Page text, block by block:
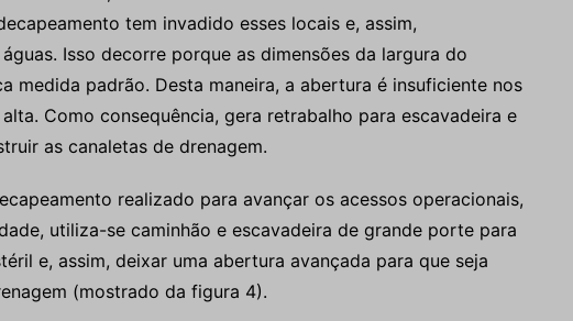
tem invadido esses locais e, assim,
Isso decorre porque as dimensões da largura do
medida padrão. Desta maneira, a abertura é insuficiente nos
Como consequência, gera retrabalho para escavadeira e
as canaletas de drenagem.
realizado para avançar os acessos operacionais,
utiliza-se caminhão e escavadeira de grande porte para
e, assim, deixar uma abertura avançada para que seja
(mostrado da figura 4).